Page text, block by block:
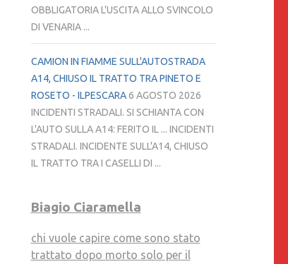
OBBLIGATORIA L'USCITA ALLO SVINCOLO
DI VENARIA ...
CAMION IN FIAMME SULL'AUTOSTRADA
A14, CHIUSO IL TRATTO TRA PINETO E
ROSETO - ILPESCARA 6 AGOSTO 2026
INCIDENTI STRADALI. SI SCHIANTA CON
L'AUTO SULLA A14: FERITO IL ... INCIDENTI
STRADALI. INCIDENTE SULL'A14, CHIUSO
IL TRATTO TRA I CASELLI DI ...
Biagio Ciaramella
chi vuole capire come sono stato
trattato dopo morto solo per il